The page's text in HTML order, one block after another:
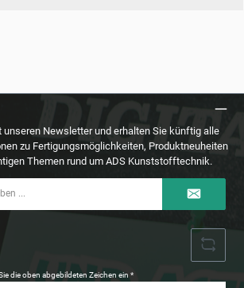
unseren Newsletter und erhalten Sie künftig alle
zu Fertigungsmöglichkeiten, Produktneuheiten
Themen rund um ADS Kunststofftechnik.
die oben abgebildeten Zeichen ein*